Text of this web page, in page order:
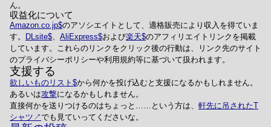
ん。
収益化について
Amazon.co.jp のアソシエイトとして、適格販売により収入を得ていま
す。
DLsite 、 AliExpress および楽天 のアフィリエイトリンクを掲載
しています。これらのリンクをクリック後の行動は、リンク先のサイト
のプライバシーポリシーや利用規約等に基づいて扱われます。
支援する
欲しいものリスト
から何かを投げ込むと支援になるかもしれません。
あるいは攻撃になるかもしれません。
直接何かを送りつけるのはちょっと……という方は、 軒先に吊されたT
シャツ
でも見ていってくださいな。